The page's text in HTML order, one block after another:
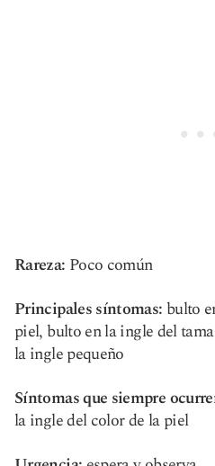
Rareza: Poco común
Principales síntomas: bulto
piel, bulto en la ingle del
la ingle pequeño
Síntomas que siempre
la ingle del color de la piel